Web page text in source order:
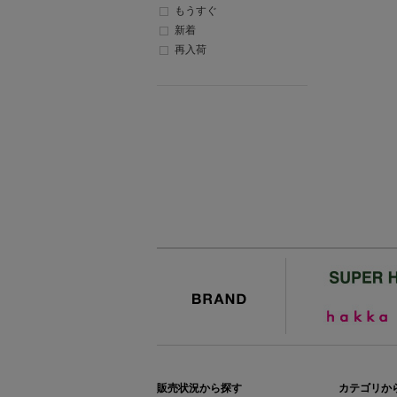
もうすぐ
新着
再入荷
販売状況から探す カテゴリか